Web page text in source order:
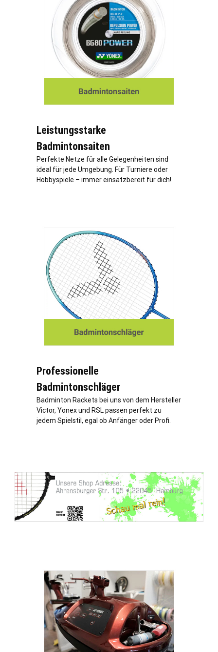
Leistungsstarke
Badmintonsaiten
Perfekte Netze für alle Gelegenheiten sind
ideal für jede Umgebung. Für Turniere oder
Hobbyspiele – immer einsatzbereit für dich!.
Professionelle
Badmintonschläger
Badminton Rackets bei uns von dem Hersteller
Victor, Yonex und RSL passen perfekt zu
jedem Spielstil, egal ob Anfänger oder Profi.